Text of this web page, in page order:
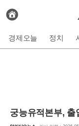
전
체
사
보
기
경제오늘 정치
궁능유적본부, 출